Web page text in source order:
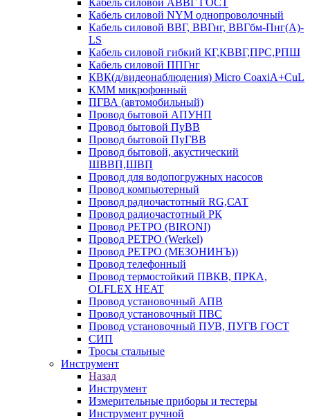
Кабель силовой АВВГ ГОСТ
Кабель силовой NYM однопроволочный
Кабель силовой ВВГ, ВВГнг, ВВГбм-Пнг(А)-
LS
Кабель силовой гибкий КГ,КВВГ,ПРС,РПШ
Кабель силовой ППГнг
КВК(д/видеонаблюдения) Micro CoaxiA+CuL
КММ микрофонный
ПГВА (автомобильный)
Провод бытовой АПУНП
Провод бытовой ПуВВ
Провод бытовой ПуГВВ
Провод бытовой, акустический
ШВВП,ШВП
Провод для водопогружных насосов
Провод компьютерный
Провод радиочастотный RG,САТ
Провод радиочастотный РК
Провод РЕТРО (BIRONI)
Провод РЕТРО (Werkel)
Провод РЕТРО (МЕЗОНИНЪ))
Провод телефонный
Провод термостойкий ПВКВ, ПРКА,
OLFLEX HEAT
Провод установочный АПВ
Провод установочный ПВС
Провод установочный ПУВ, ПУГВ ГОСТ
СИП
Тросы стальные
Инструмент
Назад
Инструмент
Измерительные приборы и тестеры
Инструмент ручной